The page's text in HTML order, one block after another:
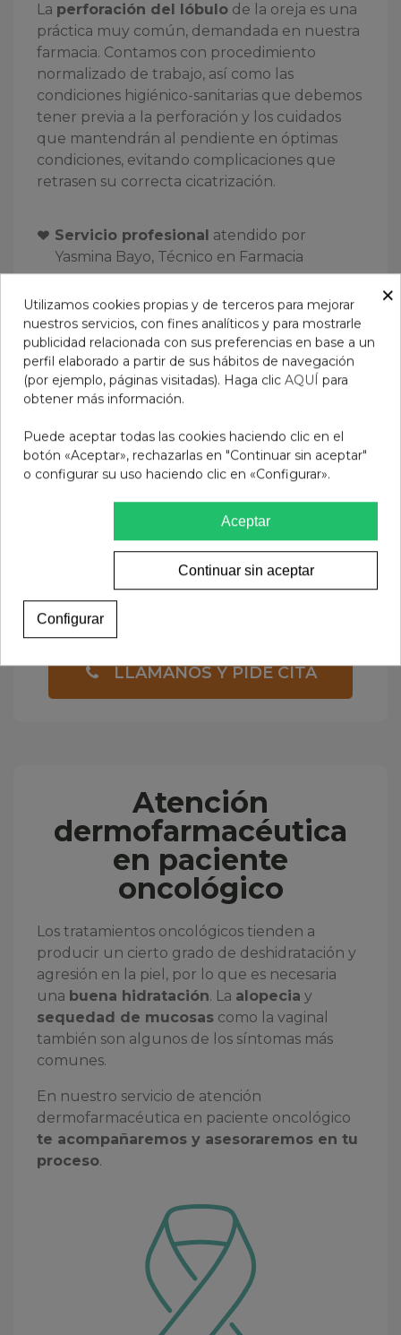
La perforación del lóbulo de la oreja es una
práctica muy común, demandada en nuestra
farmacia. Contamos con procedimiento
normalizado de trabajo, así como las
condiciones higiénico-sanitarias que debemos
tener previa a la perforación y los cuidados
que mantendrán al pendiente en óptimas
condiciones, evitando complicaciones que
retrasen su correcta cicatrización.
Servicio profesional atendido por
Yasmina Bayo, Técnico en Farmacia
oreja y nariz
Utilización de productos de gama
profesional:sistema Inverness
Duración del tratamiento: 10-15 minutos
LLÁMANOS Y PIDE CITA
Atención
dermofarmacéutica
en paciente
oncológico
Los tratamientos oncológicos tienden a
producir un cierto grado de deshidratación y
agresión en la piel, por lo que es necesaria
una buena hidratación. La alopecia y
sequedad de mucosas como la vaginal
también son algunos de los síntomas más
comunes.
En nuestro servicio de atención
dermofarmacéutica en paciente oncológico
te acompañaremos y asesoraremos en tu
proceso.
×
Utilizamos cookies propias y de terceros para mejorar
nuestros servicios, con fines analíticos y para mostrarle
publicidad relacionada con sus preferencias en base a un
perfil elaborado a partir de sus hábitos de navegación
(por ejemplo, páginas visitadas). Haga clic AQUÍ para
obtener más información.
Puede aceptar todas las cookies haciendo clic en el
botón «Aceptar», rechazarlas en "Continuar sin aceptar"
o configurar su uso haciendo clic en «Configurar».
Aceptar
Continuar sin aceptar
Configurar